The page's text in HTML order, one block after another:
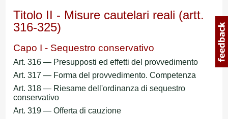
Titolo II - Misure cautelari reali (artt.
316-325)
Capo I - Sequestro conservativo
Art. 316 — Presupposti ed effetti del provvedimento
Art. 317 — Forma del provvedimento. Competenza
Art. 318 — Riesame dell'ordinanza di sequestro
conservativo
Art. 319 — Offerta di cauzione